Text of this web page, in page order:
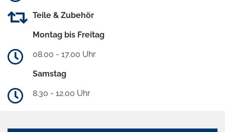
Teile & Zubehör
Montag bis Freitag
08.00 - 17.00 Uhr
Samstag
8.30 - 12.00 Uhr